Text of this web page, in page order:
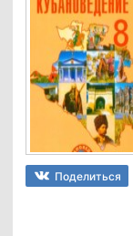
Поделиться